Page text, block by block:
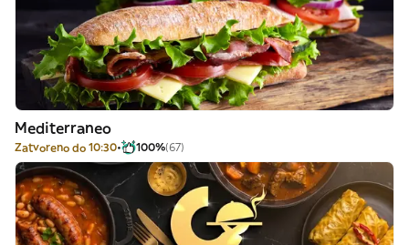
Mediterraneo
Zatvoreno do 10:30 100%(67)